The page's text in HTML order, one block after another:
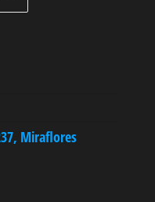
Miraflores